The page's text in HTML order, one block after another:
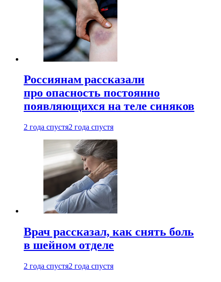
Россиянам рассказали
про опасность постоянно
появляющихся на теле синяков
2 года спустя2 года спустя
Врач рассказал, как снять боль
в шейном отделе
2 года спустя2 года спустя